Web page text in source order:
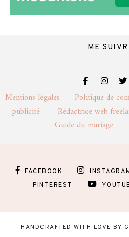
ME
Mentions légales Politique de
publicité Rédactrice web
Guide du mariage
FACEBOOK
PINTEREST
HANDCRAFTED WITH LOVE BY